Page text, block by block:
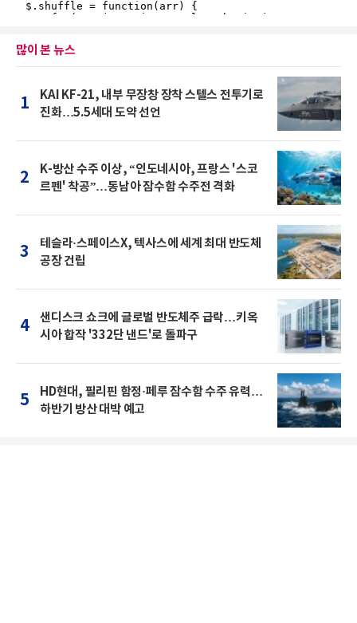
많이 본 뉴스
1
KAI KF-21, 내부 무장창 장착 스텔스 전투기로
진화…5.5세대 도약 선언
2
K-방산 수주 이상, “인도네시아, 프랑스 '스코
르펜' 착공”…동남아 잠수함 수주전 격화
3
테슬라·스페이스X, 텍사스에 세계 최대 반도체
공장 건립
4
샌디스크 쇼크에 글로벌 반도체주 급락…키옥
시아 합작 '332단 낸드'로 돌파구
5
HD현대, 필리핀 함정·페루 잠수함 수주 유력…
하반기 방산 대박 예고